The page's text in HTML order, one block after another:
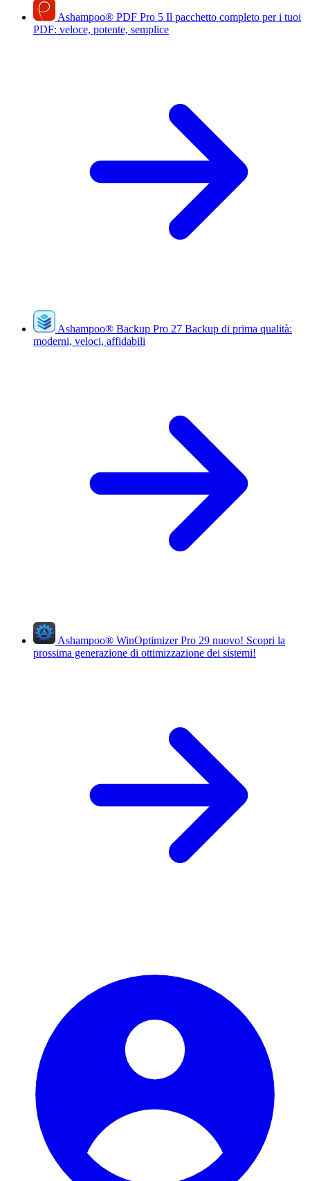
Ashampoo® PDF Pro 5 Il pacchetto completo per i tuoi
PDF: veloce, potente, semplice
Ashampoo® Backup Pro 27 Backup di prima qualità:
moderni, veloci, affidabili
Ashampoo® WinOptimizer Pro 29 nuovo! Scopri la
prossima generazione di ottimizzazione dei sistemi!